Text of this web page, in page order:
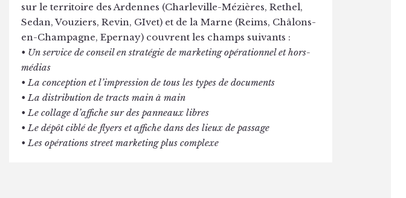
sur le territoire des Ardennes (Charleville-Mézières, Rethel,
Sedan, Vouziers, Revin, GIvet) et de la Marne (Reims, Châlons-
en-Champagne, Epernay) couvrent les champs suivants :
• Un service de conseil en stratégie de marketing opérationnel et hors-
médias
• La conception et l’impression de tous les types de documents
• La distribution de tracts main à main
• Le collage d’affiche sur des panneaux libres
• Le dépôt ciblé de flyers et affiche dans des lieux de passage
• Les opérations street marketing plus complexe